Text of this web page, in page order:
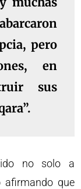
pero
en
sus
no solo a
afirmando que